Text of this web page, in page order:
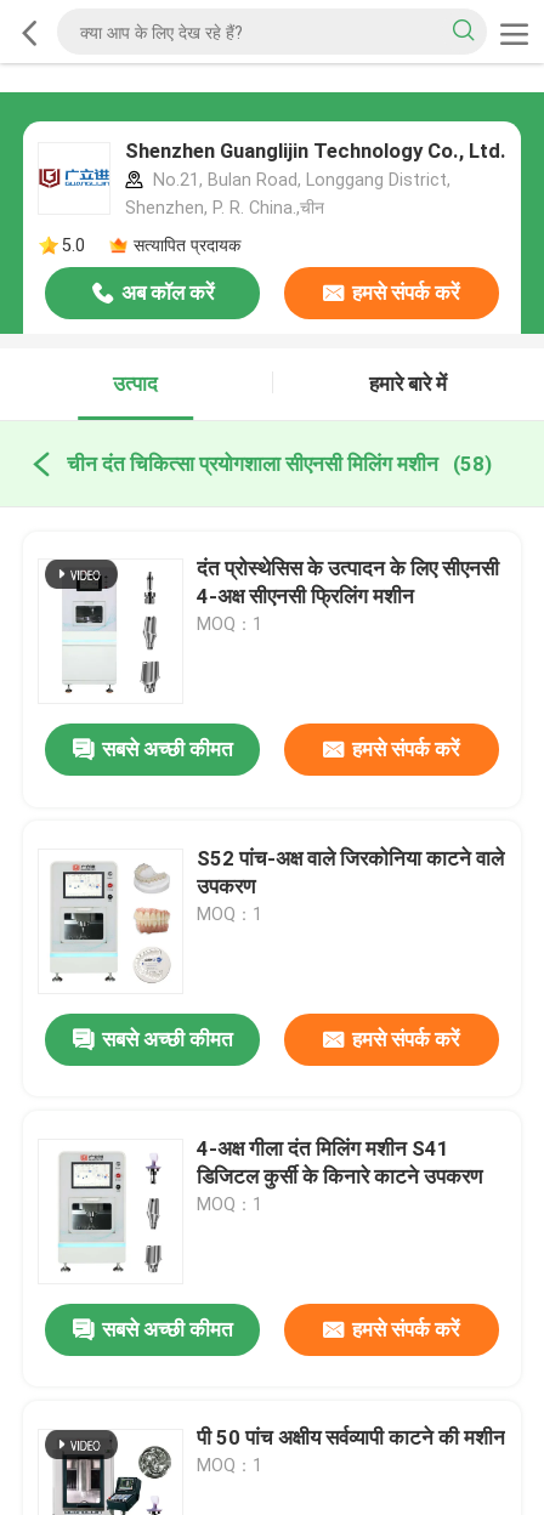
Shenzhen Guanglijin Technology Co., Ltd.
No.21, Bulan Road, Longgang District,
Shenzhen, P. R. China.,चीन
5.0
सत्यापित प्रदायक
अब कॉल करें हमसे संपर्क करें
उत्पाद हमारे बारे में
चीन दंत चिकित्सा प्रयोगशाला सीएनसी मिलिंग मशीन (58)
दंत प्रोस्थेसिस के उत्पादन के लिए सीएनसी
4-अक्ष सीएनसी फ्रिलिंग मशीन
MOQ：1
सबसे अच्छी कीमत हमसे संपर्क करें
S52 पांच-अक्ष वाले जिरकोनिया काटने वाले
उपकरण
MOQ：1
सबसे अच्छी कीमत हमसे संपर्क करें
4-अक्ष गीला दंत मिलिंग मशीन S41
डिजिटल कुर्सी के किनारे काटने उपकरण
MOQ：1
सबसे अच्छी कीमत हमसे संपर्क करें
पी 50 पांच अक्षीय सर्वव्यापी काटने की मशीन
MOQ：1